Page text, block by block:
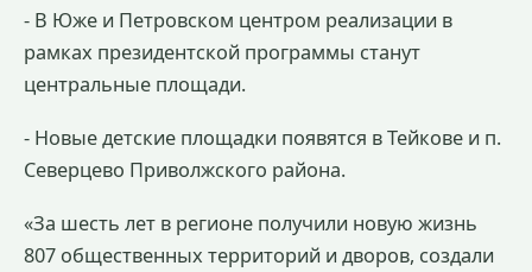
- В Юже и Петровском центром реализации в
рамках президентской программы станут
центральные площади.
- Новые детские площадки появятся в Тейкове и п.
Северцево Приволжского района.
«За шесть лет в регионе получили новую жизнь
807 общественных территорий и дворов, создали